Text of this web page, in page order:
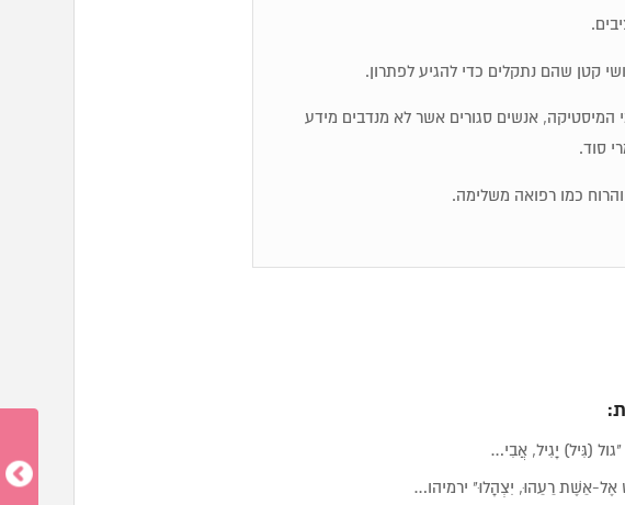
קטן שהם נתקלים כדי להגיע לפתרון.
המיסטיקה, אנשים סגורים אשר לא מנדבים מידע
סוד.
כמו רפואה משלימה.
(גִּיל) יָגִיל, אֲבִי…
אֵשֶׁת רֵעֵהוּ, יִצְהָלוּ" ירמיהו…